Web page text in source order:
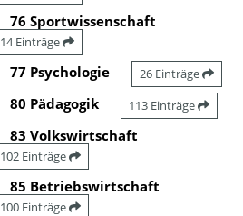
76 Sportwissenschaft
14 Einträge
77 Psychologie 26 Einträge
80 Pädagogik 113 Einträge
83 Volkswirtschaft
102 Einträge
85 Betriebswirtschaft
100 Einträge